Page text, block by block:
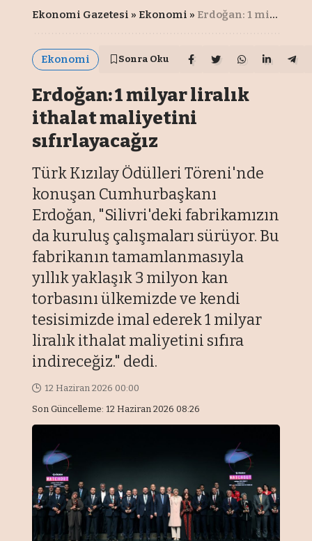
Ekonomi Gazetesi » Ekonomi » Erdoğan: 1 milyar liralık ithalat maliyetini sıfırlayacağız
Ekonomi Sonra Oku
Erdoğan: 1 milyar liralık
ithalat maliyetini
sıfırlayacağız
Türk Kızılay Ödülleri Töreni'nde
konuşan Cumhurbaşkanı
Erdoğan, "Silivri'deki fabrikamızın
da kuruluş çalışmaları sürüyor. Bu
fabrikanın tamamlanmasıyla
yıllık yaklaşık 3 milyon kan
torbasını ülkemizde ve kendi
tesisimizde imal ederek 1 milyar
liralık ithalat maliyetini sıfıra
indireceğiz." dedi.
Son Güncelleme: 12 Haziran 2026 08:26
12 Haziran 2026 00:00